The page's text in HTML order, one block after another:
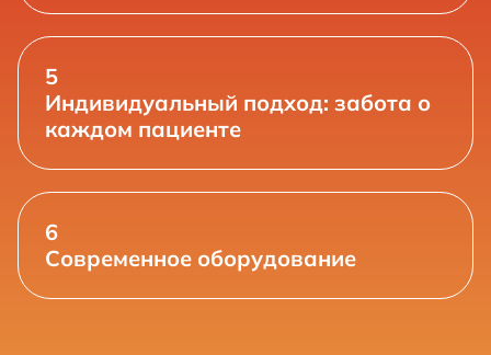
5
Индивидуальный подход: забота о
каждом пациенте
6
Современное оборудование